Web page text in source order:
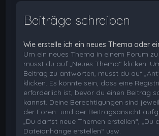
Beiträge schreiben
Wie erstelle ich ein neues Thema oder
Um ein neues Thema in einem Forum
musst du auf „Neues Thema“ klicken.
Beitrag zu antworten, musst du auf
klicken. Es könnte sein, dass eine
erforderlich ist, bevor du einen Beitrag
kannst. Deine Berechtigungen sind
der Foren- und der Beitragsansicht
„Du darfst neue Themen erstellen“, „Du
Dateianhänge erstellen“ usw.